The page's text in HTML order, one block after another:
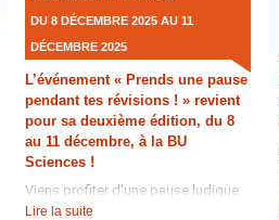
DU 8 DÉCEMBRE 2025 AU 11
DÉCEMBRE 2025
L’événement « Prends une pause
pendant tes révisions ! » revient
pour sa deuxième édition, du 8
au 11 décembre, à la BU
Sciences !
Viens profiter d’une pause ludique
et relaxante pendant les révisions,
Lire la suite